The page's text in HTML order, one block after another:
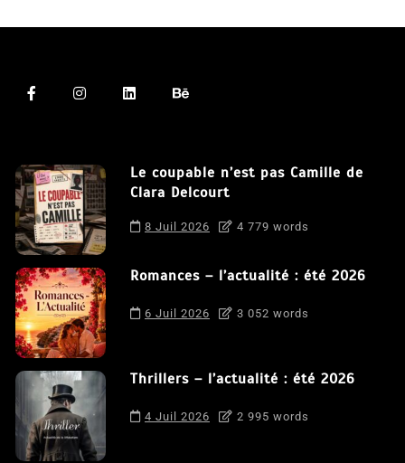
Le coupable n’est pas Camille de
Clara Delcourt
8 Juil 2026 4 779 words
Romances – l’actualité : été 2026
6 Juil 2026 3 052 words
Thrillers – l’actualité : été 2026
4 Juil 2026 2 995 words